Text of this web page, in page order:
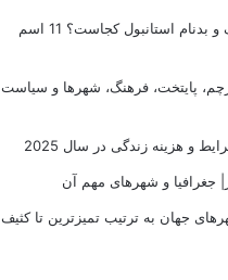
محله های خطرناک و بدنام استانبول کجاست؟ 11 اسم
پایتخت، فرهنگ، شهرها و سیاست
و هزینه زندگی در سال 2025
و شهرهای مهم آن
جهان به ترتیب تمیزترین تا کثیف